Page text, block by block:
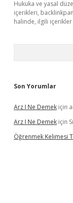
Hukuka ve yasal
içerikleri,
halinde, ilgili içerikler
Son Yorumlar
Arz I Ne Demek için
Arz I Ne Demek için
Öğrenmek Kelimesi